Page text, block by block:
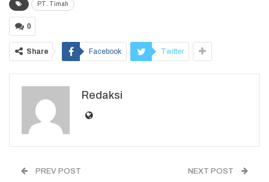
PT. Timah
0
Share Facebook Twitter
Redaksi
PREV POST NEXT POST